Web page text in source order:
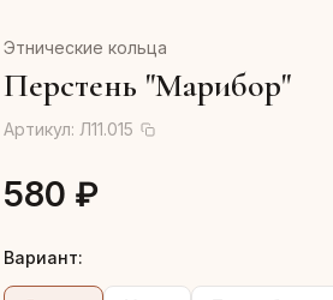
Этнические кольца
Перстень "Марибор"
Артикул: Л11.015
580 ₽
Вариант: